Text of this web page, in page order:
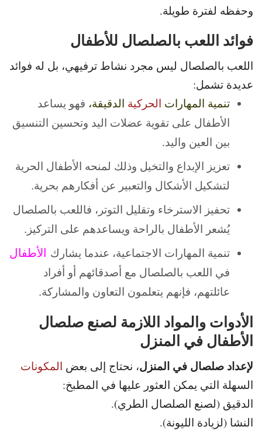
وحفظه لفترة طويلة.
فوائد اللعب بالصلصال للأطفال
اللعب بالصلصال ليس مجرد نشاط ترفيهي، بل له فوائد
عديدة تشمل:
تنمية المهارات الحركية الدقيقة، فهو يساعد
الأطفال على تقوية عضلات اليد وتحسين التنسيق
بين العين واليد.
تعزيز الإبداع والتخيل وذلك لمنحه الأطفال الحرية
لتشكيل الأشكال والتعبير عن أفكارهم بحرية.
تحفيز الاسترخاء وتقليل التوتر، فاللعب بالصلصال
يُشعر الأطفال بالراحة ويساعدهم على التركيز.
تنمية المهارات الاجتماعية، عندما يشارك الأطفال
في اللعب بالصلصال مع أصدقائهم أو أفراد
عائلتهم، فإنهم يتعلمون التعاون والمشاركة.
الأدوات والمواد اللازمة لصنع صلصال
الأطفال في المنزل
لإعداد صلصال في المنزل، نحتاج إلى بعض المكونات
السهلة التي يمكن العثور عليها في المطبخ:
الدقيق (لصنع الصلصال الطري).
النشا (لزيادة الليونة).